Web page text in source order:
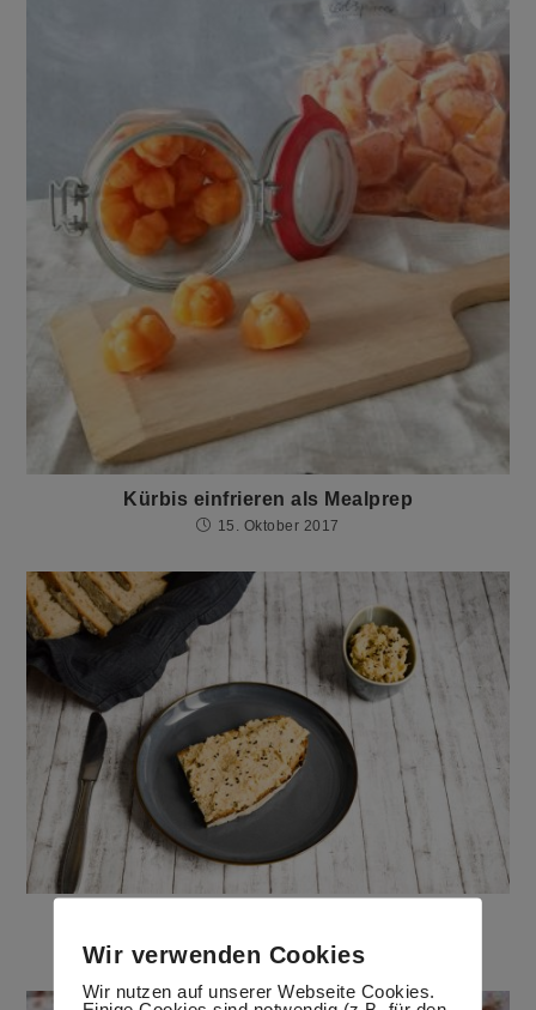
Kürbis einfrieren als Mealprep
15. Oktober 2017
15. April 2020
Wir verwenden Cookies
Wir nutzen auf unserer Webseite Cookies.